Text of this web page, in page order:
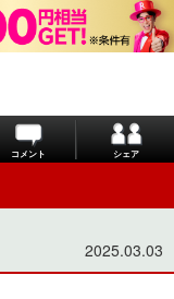
コメント シェア
2025.03.03